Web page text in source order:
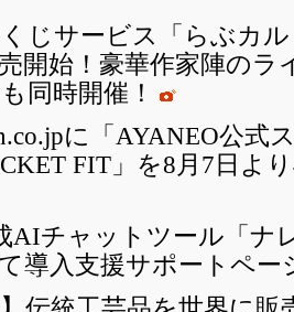
じサービス「らぶカ
売開始！豪華作家陣の
同時開催！
に「AYANEO公式
FIT」を8月7日よ
AIチャットツール「ナ
導入支援サポートペー